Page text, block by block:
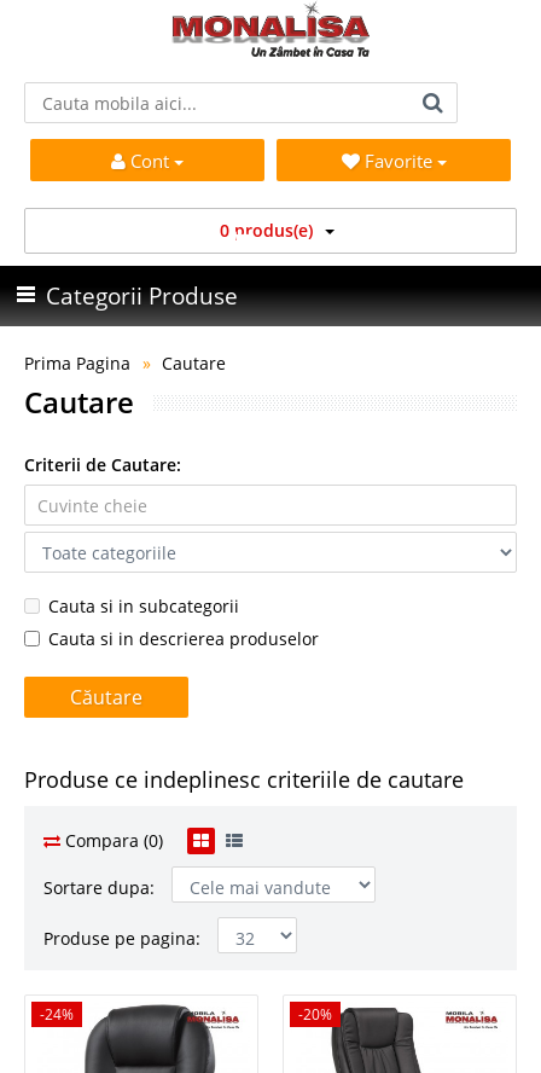
Cont Favorite
0 produs(e)
Categorii Produse
Prima Pagina Cautare
Cautare
Criterii de Cautare:
Cauta si in subcategorii
Cauta si in descrierea produselor
Produse ce indeplinesc criteriile de cautare
Compara (0)
Sortare dupa:
Produse pe pagina:
-24%
-24% -20%